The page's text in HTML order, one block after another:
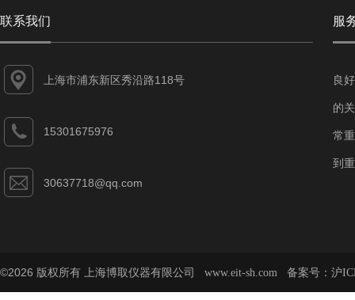
联系我们
上海市浦东新区秀沿路118号
15301675976
30637718@qq.com
服
良
的
常
到
©2026 版权所有 上海博取仪器有限公司 www.eit-sh.com 备案号： 沪